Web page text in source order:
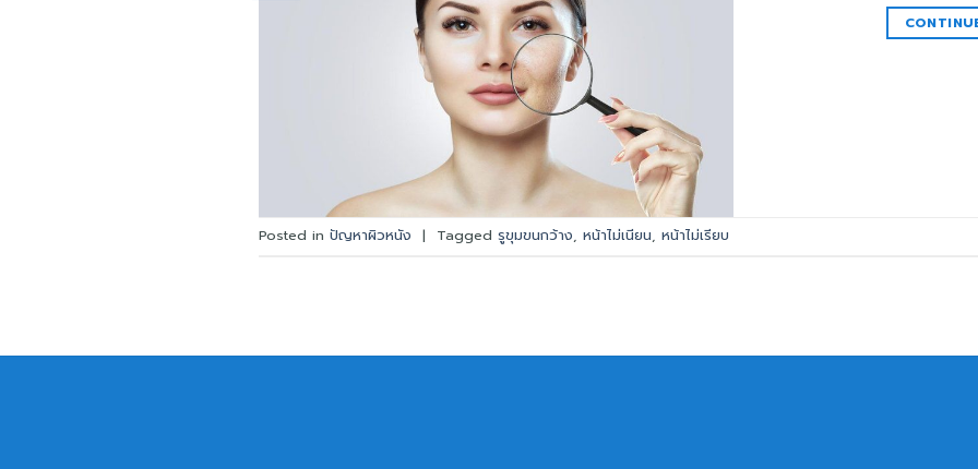
Posted in ปัญหาผิวหนัง | Tagged รูขุมขนกว้าง, หน้าไม่เนียน, หน้าไม่เรียบ